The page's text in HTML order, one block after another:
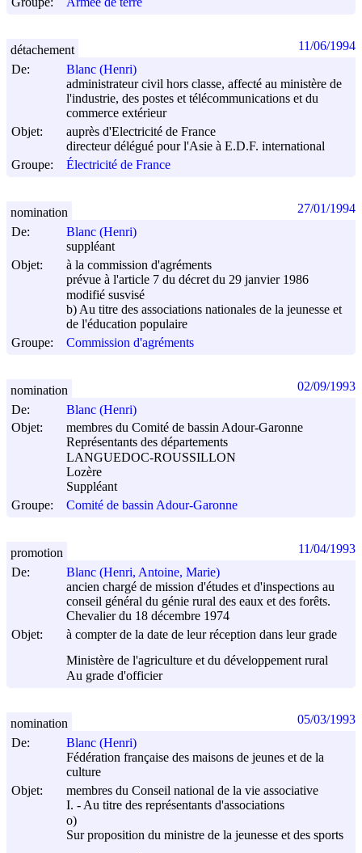
De:
Blanc (Henri)
administrateur civil hors classe, affecté au ministère de
l'industrie, des postes et télécommunications et du
commerce extérieur
Objet:
auprès d'Electricité de France
directeur délégué pour l'Asie à E.D.F. international
Groupe:
Électricité de France
détachement 11/06/1994
De:
Blanc (Henri)
suppléant
Objet:
à la commission d'agréments
prévue à l'article 7 du décret du 29 janvier 1986
modifié susvisé
b) Au titre des associations nationales de la jeunesse et
de l'éducation populaire
Groupe:
Commission d'agréments
nomination 27/01/1994
De:
Blanc (Henri)
Objet:
membres du Comité de bassin Adour-Garonne
Représentants des départements
LANGUEDOC-ROUSSILLON
Lozère
Suppléant
Groupe:
Comité de bassin Adour-Garonne
nomination 02/09/1993
De:
Blanc (Henri, Antoine, Marie)
ancien chargé de mission d'études et d'inspections au
conseil général du génie rural des eaux et des forêts.
Chevalier du 18 décembre 1974
Objet:
à compter de la date de leur réception dans leur grade
Ministère de l'agriculture et du développement rural
Au grade d'officier
promotion 11/04/1993
De:
Blanc (Henri)
Fédération française des maisons de jeunes et de la
culture
Objet:
membres du Conseil national de la vie associative
I. - Au titre des représentants d'associations
o)
Sur proposition du ministre de la jeunesse et des sports
nomination 05/03/1993